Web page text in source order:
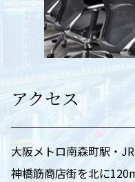
アクセス
大阪メトロ南森町駅・
神橋筋商店街を北に